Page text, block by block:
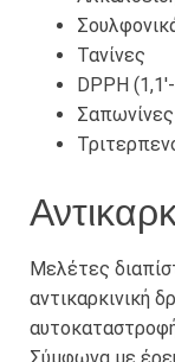
Τανίνες
DPPH
Σαπωνίνες
Μελέτες
αντικαρκινική